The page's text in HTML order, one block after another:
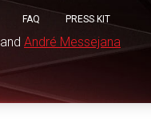
FAQ PRESS KIT
and André Messejana